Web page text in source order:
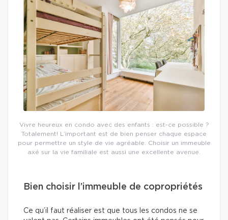
Vivre heureux en condo avec des enfants : est-ce possible ?
Totalement! L’important est de bien penser chaque espace
pour permettre un style de vie agréable. Choisir un immeuble
axé sur la vie familiale est aussi une excellente avenue.
Bien choisir l’immeuble de copropriétés
Ce qu’il faut réaliser est que tous les condos ne se